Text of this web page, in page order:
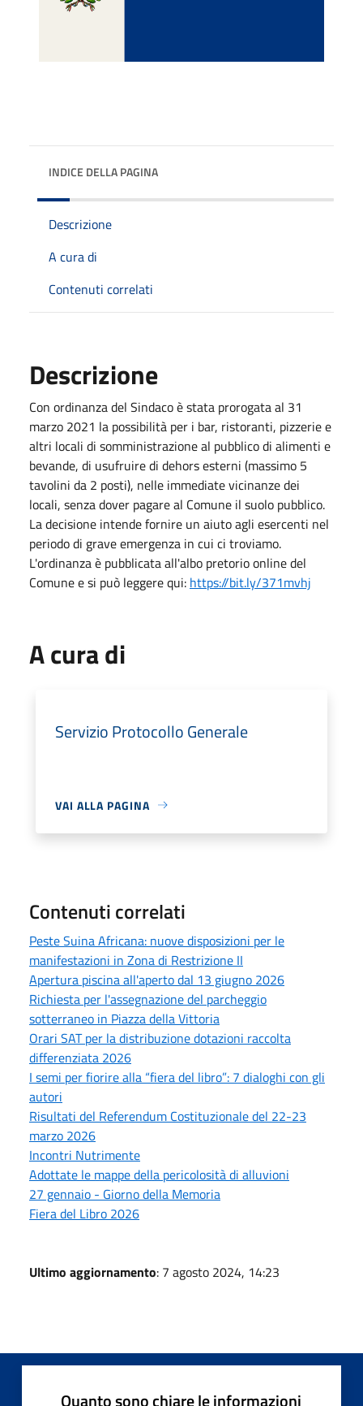
INDICE DELLA PAGINA
Descrizione
A cura di
Contenuti correlati
Descrizione
Con ordinanza del Sindaco è stata prorogata al 31
marzo 2021 la possibilità per i bar, ristoranti, pizzerie e
altri locali di somministrazione al pubblico di alimenti e
bevande, di usufruire di dehors esterni (massimo 5
tavolini da 2 posti), nelle immediate vicinanze dei
locali, senza dover pagare al Comune il suolo pubblico.
La decisione intende fornire un aiuto agli esercenti nel
periodo di grave emergenza in cui ci troviamo.
L'ordinanza è pubblicata all'albo pretorio online del
Comune e si può leggere qui: https://bit.ly/371mvhj
A cura di
Servizio Protocollo Generale
VAI ALLA PAGINA
Contenuti correlati
Peste Suina Africana: nuove disposizioni per le
manifestazioni in Zona di Restrizione II
Apertura piscina all'aperto dal 13 giugno 2026
Richiesta per l'assegnazione del parcheggio
sotterraneo in Piazza della Vittoria
Orari SAT per la distribuzione dotazioni raccolta
differenziata 2026
I semi per fiorire alla “fiera del libro”: 7 dialoghi con gli
autori
Risultati del Referendum Costituzionale del 22-23
marzo 2026
Incontri Nutrimente
Adottate le mappe della pericolosità di alluvioni
27 gennaio - Giorno della Memoria
Fiera del Libro 2026
Ultimo aggiornamento: 7 agosto 2024, 14:23
Quanto sono chiare le informazioni